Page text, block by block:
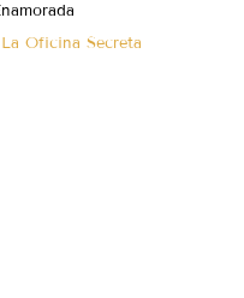
Oficina Secreta